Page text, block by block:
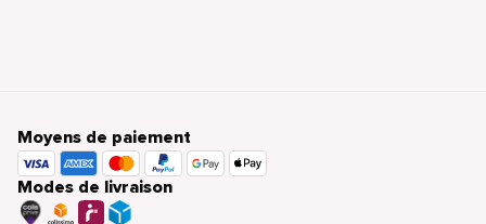
Moyens de paiement
Modes de livraison